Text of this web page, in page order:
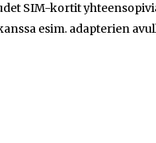
SIM-kortit
esim. adapterien